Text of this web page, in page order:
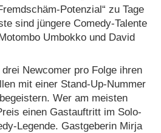
Potenzial“ zu Tage
sind jüngere Comedy-Talente
Umbokko und David
Newcomer pro Folge ihren
mit einer Stand-Up-Nummer
Wer am meisten
einen Gastauftritt im Solo-
Legende. Gastgeberin Mirja